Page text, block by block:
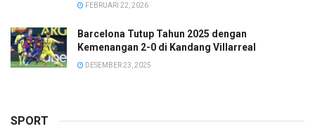
FEBRUARI 22, 2026
Barcelona Tutup Tahun 2025 dengan
Kemenangan 2-0 di Kandang Villarreal
DESEMBER 23, 2025
SPORT